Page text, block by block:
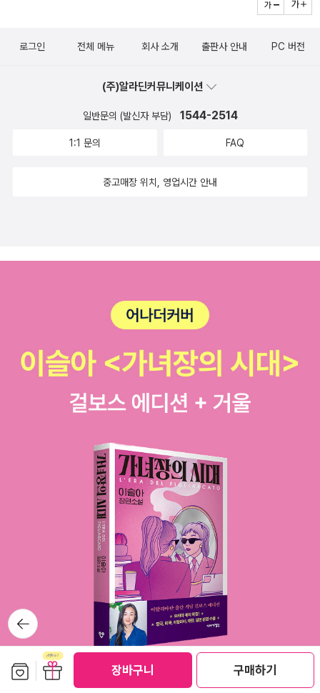
장바구니 구매하기
뒤로가
기
로그인 전체 메뉴 회사 소개 출판사 안내 PC 버전
(주)알라딘커뮤니케이션
일반문의 (발신자 부담) 1544-2514
1:1 문의 FAQ
중고매장 위치, 영업시간 안내